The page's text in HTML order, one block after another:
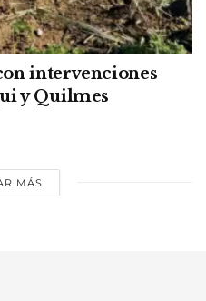
intervenciones
y Quilmes
MÁS